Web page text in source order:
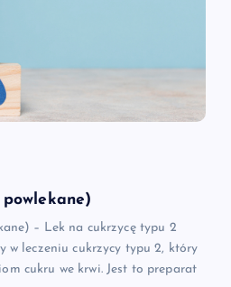
– Lek na cukrzycę typu 2
w leczeniu cukrzycy typu 2, który
cukru we krwi. Jest to preparat